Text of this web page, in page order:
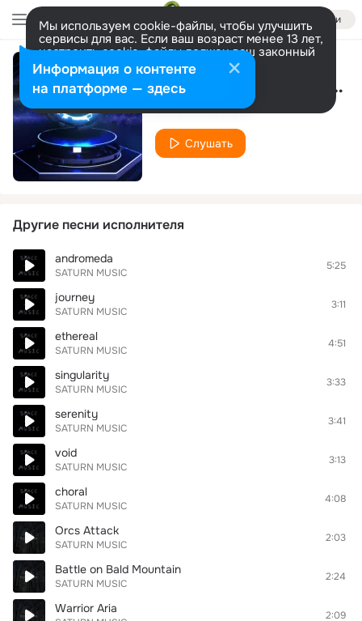
Войти
Мы используем cookie-файлы, чтобы улучшить
сервисы для вас. Если ваш возраст менее 13 лет,
настроить cookie-файлы должен ваш законный
представитель. Больше информации
Разрешить все Настроить Symphonic Power Metal
SATURN MUSIC
Слушать
Другие песни исполнителя
andromeda
SATURN MUSIC
5:25
journey
SATURN MUSIC
3:11
ethereal
SATURN MUSIC
4:51
singularity
SATURN MUSIC
3:33
serenity
SATURN MUSIC
3:41
void
SATURN MUSIC
3:13
choral
SATURN MUSIC
4:08
Orcs Attack
SATURN MUSIC
2:03
Battle on Bald Mountain
SATURN MUSIC
2:24
Warrior Aria 2:09
Информация о контенте
на платформе — здесь